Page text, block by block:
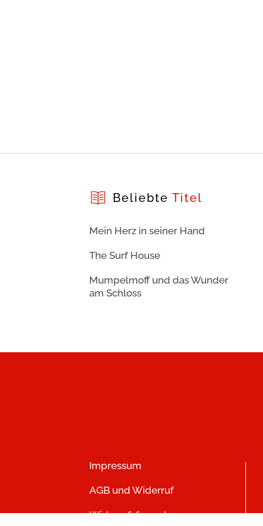
Beliebte Titel
Mein Herz in seiner Hand
The Surf House
Mumpelmoff und das Wunder
am Schloss
Impressum
AGB und Widerruf
Widerrufsformular